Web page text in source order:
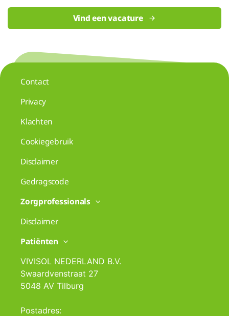
Vind een vacature
Contact
Privacy
Klachten
Cookiegebruik
Disclaimer
Gedragscode
Zorgprofessionals
Disclaimer
Patiënten
VIVISOL NEDERLAND B.V.
Swaardvenstraat 27
5048 AV Tilburg
Postadres: